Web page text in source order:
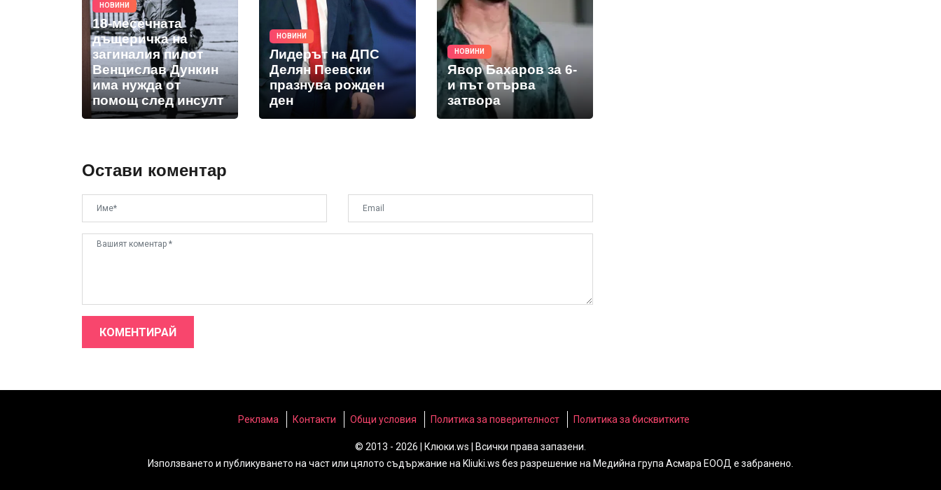
НОВИНИ
18-месечната
дъщеричка на
загиналия пилот
Венцислав Дункин
има нужда от
помощ след инсулт
НОВИНИ
Лидерът на ДПС
Делян Пеевски
празнува рожден
ден
НОВИНИ
Явор Бахаров за 6-
и път отърва
затвора
Остави коментар
КОМЕНТИРАЙ
Реклама Контакти Общи условия Политика за поверителност Политика за бисквитките
© 2013 - 2026 | Клюки.ws | Всички права запазени.
Използването и публикуването на част или цялото съдържание на Kliuki.ws без разрешение на Медийна група Асмара ЕООД е забранено.